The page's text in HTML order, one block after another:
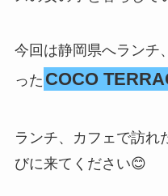
今回は静岡県へランチ
った COCO
ランチ、カフェで訪れ
びに来てください😊